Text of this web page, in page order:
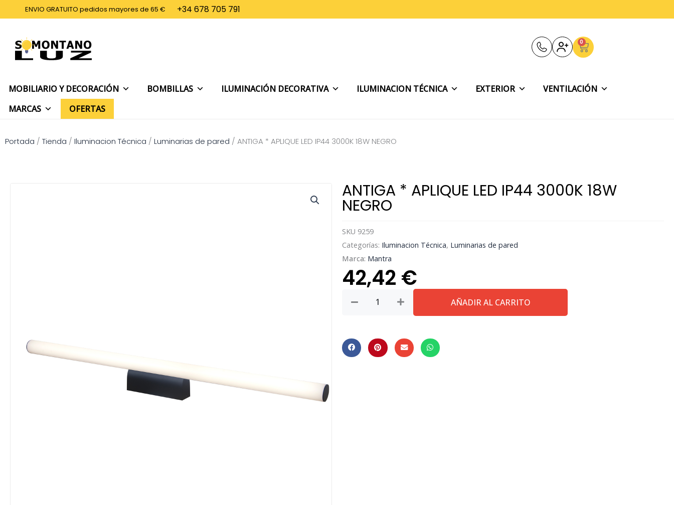
al
ENVIO GRATUITO pedidos mayores de 65 € +34 678 705 791
0
Carrito
MOBILIARIO Y DECORACIÓN BOMBILLAS ILUMINACIÓN DECORATIVA ILUMINACION TÉCNICA EXTERIOR
VENTILACIÓN
MARCAS
OFERTAS
Portada / Tienda / Iluminacion Técnica / Luminarias de pared / ANTIGA * APLIQUE LED IP44 3000K 18W NEGRO
ANTIGA * APLIQUE LED IP44 3000K 18W
NEGRO
SKU 9259
Categorías: Iluminacion Técnica, Luminarias de pared
Marca: Mantra
42,42 €
IP44
AÑADIR AL CARRITO